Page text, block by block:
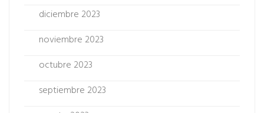
diciembre 2023
noviembre 2023
octubre 2023
septiembre 2023